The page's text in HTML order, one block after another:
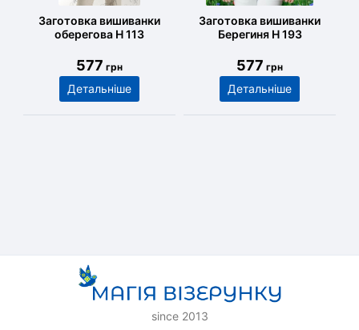
Заготовка вишиванки
оберегова Н 113
577 грн
Детальніше
Заготовка вишиванки
Берегиня Н 193
577 грн
Детальніше
since 2013